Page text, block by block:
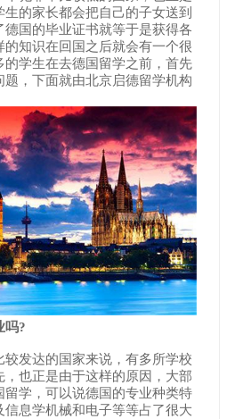
的家长都会把自己的子女送到
国的毕业证书就等于是获得各
知识在回国之后就会有一个很
学生在去德国留学之前，首先
，下面就由北京启德留学机构
吗?
发达的国家来说，有多所学校
也正是由于这样的原因，大部
学，可以说德国的专业种类特
息学机械和电子等等占了很大